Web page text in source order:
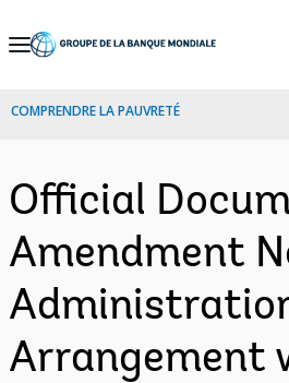
Skip
Navigation
COMPRENDRE LA PAUVRETÉ
Official
Amendment
Arrangement